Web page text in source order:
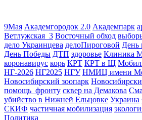
9Мая Академгородок 2.0 Академпарк
Ветлужская_3 Восточный обход
дело Украинцева делоПироговой День
День Победы ДТП здоровье Клиника
коронавирус корь КРТ КРТ в Щ
НГ-2026 НГ2025 НГУ НМИЦ имени
Новосибирский зоопарк
помощь_фронту сквер на Демакова
убийство в Нижней Ельцовке Украина
СКИФ частичная мобилизация
Политика